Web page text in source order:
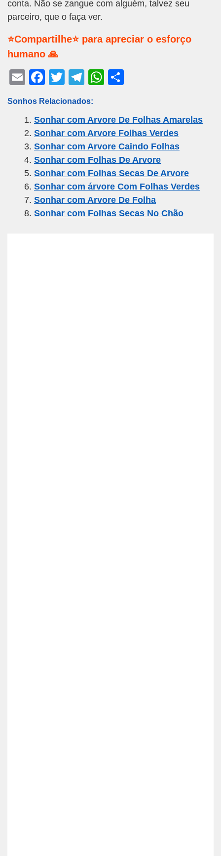
conta. Não se zangue com alguém, talvez seu
parceiro, que o faça ver.
⭐Compartilhe⭐ para apreciar o esforço
humano 🙏
E
ail
F
c
e
b
o
o
k
T
tt
er
T
e
gr
a
m
W
s
A
p
p
e
Sonhos Relacionados:
Sonhar com Arvore De Folhas Amarelas
Sonhar com Arvore Folhas Verdes
Sonhar com Arvore Caindo Folhas
Sonhar com Folhas De Arvore
Sonhar com Folhas Secas De Arvore
Sonhar com árvore Com Folhas Verdes
Sonhar com Arvore De Folha
Sonhar com Folhas Secas No Chão